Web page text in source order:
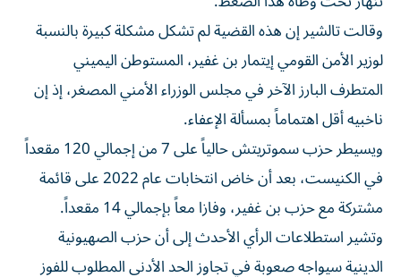
وقالت تالشير إن هذه القضية لم تشكل مشكلة كبيرة بالنسبة
لوزير الأمن القومي إيتمار بن غفير، المستوطن اليميني
المتطرف البارز الآخر في مجلس الوزراء الأمني المصغر، إذ إن
ناخبيه أقل اهتماماً بمسألة الإعفاء.
ويسيطر حزب سموتريتش حالياً على 7 من إجمالي 120 مقعداً
في الكنيست، ⁠بعد أن خاض انتخابات عام 2022 على قائمة
مشتركة مع حزب بن غفير، وفازا معاً بإجمالي 14 مقعداً.
وتشير استطلاعات الرأي الأحدث إلى أن حزب الصهيونية
الدينية سيواجه ​صعوبة في تجاوز الحد الأدنى المطلوب للفوز